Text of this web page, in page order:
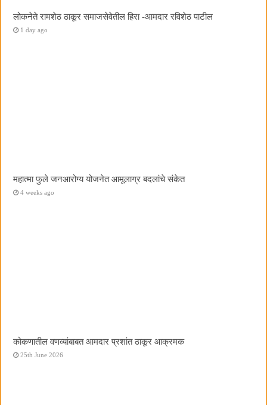
लोकनेते रामशेठ ठाकूर समाजसेवेतील हिरा -आमदार रविशेठ पाटील
1 day ago
महात्मा फुले जनआरोग्य योजनेत आमूलाग्र बदलांचे संकेत
4 weeks ago
कोकणातील वणव्यांबाबत आमदार प्रशांत ठाकूर आक्रमक
25th June 2026